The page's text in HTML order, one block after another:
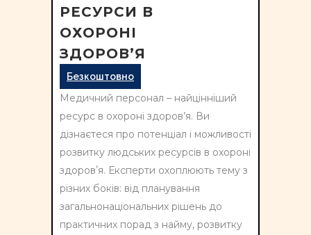
РЕСУРСИ В
ОХОРОНІ
ЗДОРОВ’Я
Безкоштовно
Медичний персонал – найцінніший
ресурс в охороні здоров’я. Ви
дізнаєтеся про потенціал і можливості
розвитку людських ресурсів в охороні
здоровʼя. Експерти охоплюють тему з
різних боків: від планування
загальнонаціональних рішень до
практичних порад з найму, розвитку